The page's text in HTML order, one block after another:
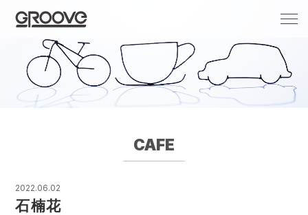
Groove 自転車 カフェ 輸入車・国産車のチ
ューニング/販売
CAFE
2022.06.02
石楠花